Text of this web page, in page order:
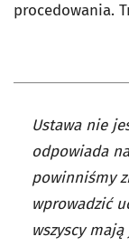
procedowania.
Ustawa nie
odpowiada
powinniśmy
wprowadzić
wszyscy